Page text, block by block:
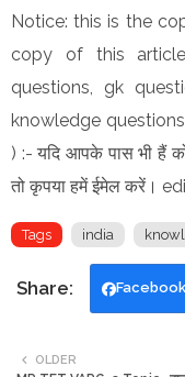
Notice: this is the
copy of this
questions, gk
knowledge
) :- यदि आपके पास भी हैं
तो कृपया हमें ईमेल करें।
Tags india
Facebook
OLDER